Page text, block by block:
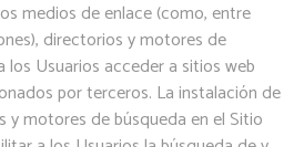
medios de enlace (como, entre
directorios y motores de
Usuarios acceder a sitios web
por terceros. La instalación de
y motores de búsqueda en el Sitio